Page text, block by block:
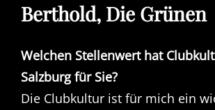
Berthold, Die Grünen
Welchen Stellenwert hat
Salzburg für Sie?
Die Clubkultur ist für mich ein